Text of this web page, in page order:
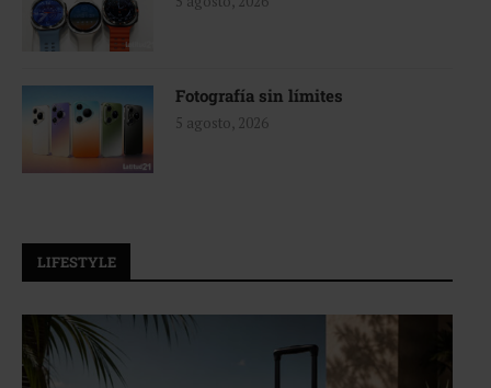
Fotografía sin límites
5 agosto, 2026
LIFESTYLE